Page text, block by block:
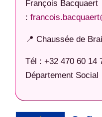
François Bacquaert
:
📍 Chaussée de
Tél : +32 470 60 14
Département Social